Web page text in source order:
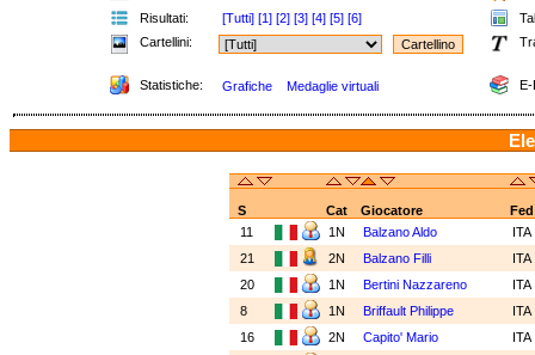
Risultati:
[Tutti] [1] [2] [3] [4] [5] [6]
Cartellini:
Statistiche: Grafiche Medaglie virtuali E-
S Cat Giocatore
Fed
11
1N Balzano Aldo
ITA
21
2N Balzano Filli
ITA
20
1N Bertini Nazzareno
ITA
8
1N Briffault Philippe
ITA
16
2N Capito' Mario
ITA